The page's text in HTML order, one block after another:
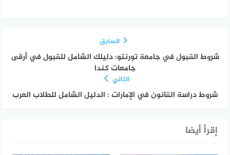
السابق
شروط القبول في جامعة تورنتو: دليلك الشامل للقبول في أرقى
جامعات كندا
التالي
شروط دراسة القانون في الإمارات : الدليل الشامل للطلاب العرب
إقرأ أيضا